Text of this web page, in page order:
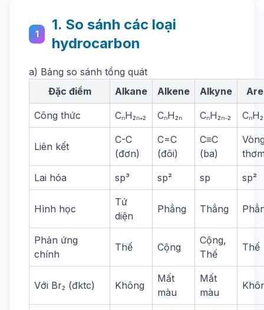
1
1. So sánh các loại
hydrocarbon
a) Bảng so sánh tổng quát
Đặc điểm
Alkane Alkene Alkyne
Công thức CₙH₂ₙ₊₂ CₙH₂ₙ CₙH₂ₙ₋₂
Liên kết
C-C
(đơn)
C=C
(đôi)
C≡C
(ba)
Lai hóa sp³ sp² sp sp²
Hình học
Tứ
diện
Phẳng Thẳng
Phản ứng
chính
Thế Cộng
Cộng,
Thế
Thế
Với Br₂ (đktc) Không
Mất
màu
Mất
màu